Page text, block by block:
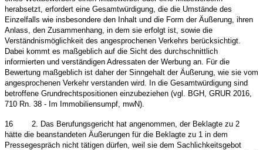
herabsetzt, erfordert eine Gesamtwürdigung, die die Umstände des
Einzelfalls wie insbesondere den Inhalt und die Form der Äußerung, ihren
Anlass, den Zusammenhang, in dem sie erfolgt ist, sowie die
Verständnismöglichkeit des angesprochenen Verkehrs berücksichtigt.
Dabei kommt es maßgeblich auf die Sicht des durchschnittlich
informierten und verständigen Adressaten der Werbung an. Für die
Bewertung maßgeblich ist daher der Sinngehalt der Äußerung, wie sie vom
angesprochenen Verkehr verstanden wird. In die Gesamtwürdigung sind
betroffene Grundrechtspositionen einzubeziehen (vgl. BGH, GRUR 2016,
710 Rn. 38 - Im Immobiliensumpf, mwN).
16 2. Das Berufungsgericht hat angenommen, der Beklagte zu 2
hätte die beanstandeten Äußerungen für die Beklagte zu 1 in dem
Pressegespräch nicht tätigen dürfen, weil sie dem Sachlichkeitsgebot